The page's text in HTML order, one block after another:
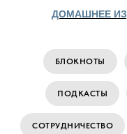
ДОМАШНЕЕ
БЛОКНОТЫ
ПОДКАСТЫ
СОТРУДНИЧЕСТВО